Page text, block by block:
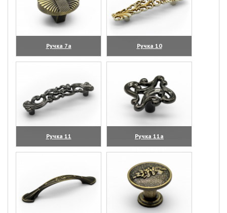
Ручка 7а
(увеличить)
Ручка 10
(увеличить)
Ручка 11
(увеличить)
Ручка 11а
(увеличить)